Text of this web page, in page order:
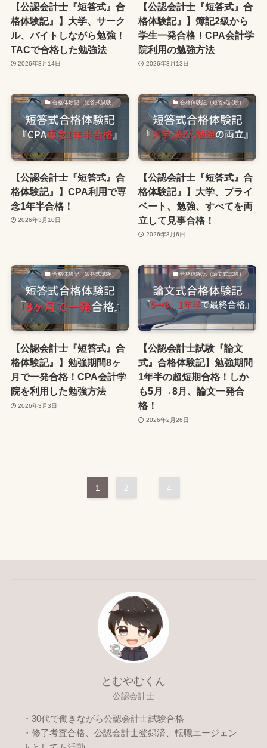
【公認会計士『短答式』合
格体験記』】大学、サーク
ル、バイトしながら勉強！
TACで合格した勉強法
2026年3月14日
【公認会計士『短答式』合
格体験記』】簿記2級から
学生一発合格！CPA会計学
院利用の勉強方法
2026年3月13日
合格体験記（短答式試験）
【公認会計士『短答式』合
格体験記』】CPA利用で専
念1年半合格！
2026年3月10日
合格体験記（短答式試験）
【公認会計士『短答式』合
格体験記』】大学、プライ
ベート、勉強、すべてを両
立して見事合格！
2026年3月6日
合格体験記（短答式試験）
【公認会計士『短答式』合
格体験記』】勉強期間8ヶ
月で一発合格！CPA会計学
院を利用した勉強方法
2026年3月3日
合格体験記（論文式試験）
【公認会計士試験『論文
式』合格体験記】勉強期間
1年半の超短期合格！しか
も5月→8月、論文一発合
格！
2026年2月26日
1 2 4
とむやむくん
公認会計士
・30代で働きながら公認会計士試験合格
・修了考査合格、公認会計士登録済、転職エージェン